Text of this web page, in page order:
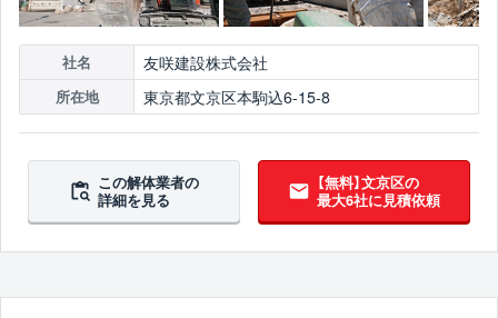
社名 友咲建設株式会社
所在地 東京都文京区本駒込6-15-8
この解体業者の
詳細を見る
【無料】文京区の
最大6社に見積依頼